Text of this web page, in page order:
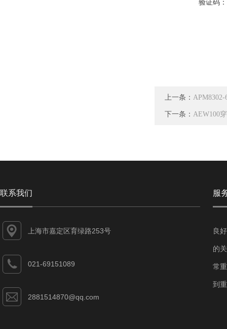
验证码：
上一条：
下一条： AEW100
联系我们
上海市嘉定区育绿路253号
021-69151089
2881514870@qq.com
服
良
的
常
到